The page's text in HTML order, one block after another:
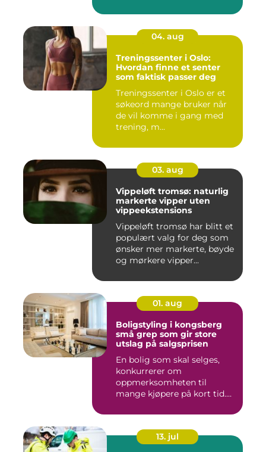
04. aug
Treningssenter i Oslo:
Hvordan finne et senter
som faktisk passer deg
Treningssenter i Oslo er et
søkeord mange bruker når
de vil komme i gang med
trening, m...
03. aug
Vippeløft tromsø: naturlig
markerte vipper uten
vippeekstensions
Vippeløft tromsø har blitt et
populært valg for deg som
ønsker mer markerte, bøyde
og mørkere vipper...
01. aug
Boligstyling i kongsberg
små grep som gir store
utslag på salgsprisen
En bolig som skal selges,
konkurrerer om
oppmerksomheten til
mange kjøpere på kort tid.
13. jul